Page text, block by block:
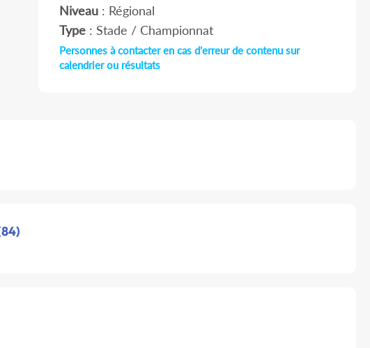
Niveau: Régional
Type: Stade / Championnat
Personnes à contacter en cas d'erreur de contenu sur
calendrier ou résultats